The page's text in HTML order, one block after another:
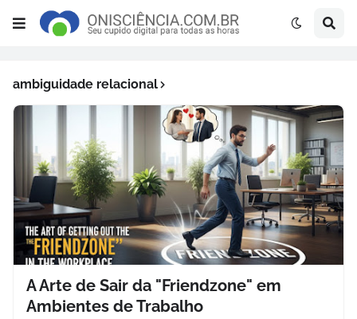
ambiguidade relacional
A Arte de Sair da "Friendzone" em
Ambientes de Trabalho